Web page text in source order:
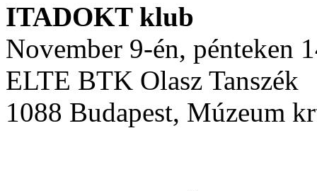
ITADOKT klub
November 9-én, pénteken
ELTE BTK Olasz Tanszék
1088 Budapest, Múzeum